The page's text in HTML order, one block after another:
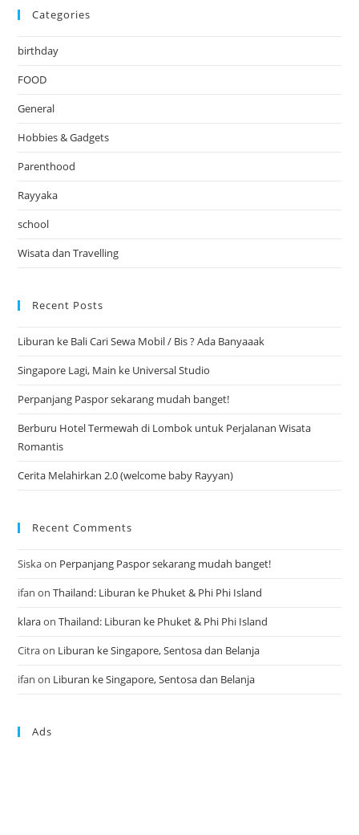
Categories
birthday
FOOD
General
Hobbies & Gadgets
Parenthood
Rayyaka
school
Wisata dan Travelling
Recent Posts
Liburan ke Bali Cari Sewa Mobil / Bis ? Ada Banyaaak
Singapore Lagi, Main ke Universal Studio
Perpanjang Paspor sekarang mudah banget!
Berburu Hotel Termewah di Lombok untuk Perjalanan Wisata
Romantis
Cerita Melahirkan 2.0 (welcome baby Rayyan)
Recent Comments
Siskaon Perpanjang Paspor sekarang mudah banget!
ifan onThailand: Liburan ke Phuket & Phi Phi Island
klaraonThailand: Liburan ke Phuket & Phi Phi Island
Citraon Liburan ke Singapore, Sentosa dan Belanja
ifan on Liburan ke Singapore, Sentosa dan Belanja
Ads